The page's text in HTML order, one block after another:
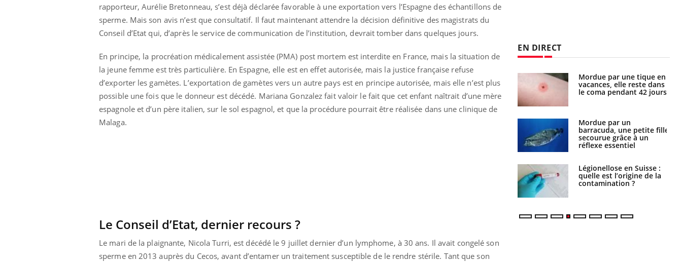
rapporteur, Aurélie Bretonneau, s’est déjà déclarée favorable à une exportation vers l’Espagne des échantillons de
sperme. Mais son avis n’est que consultatif. Il faut maintenant attendre la décision définitive des magistrats du
Conseil d’Etat qui, d’après le service de communication de l’institution, devrait tomber dans quelques jours.
En principe, la procréation médicalement assistée (PMA) post mortem est interdite en France, mais la situation de
la jeune femme est très particulière. En Espagne, elle est en effet autorisée, mais la justice française refuse
d’exporter les gamètes. L’exportation de gamètes vers un autre pays est en principe autorisée, mais elle n’est plus
possible une fois que le donneur est décédé. Mariana Gonzalez fait valoir le fait que cet enfant naîtrait d’une mère
espagnole et d’un père italien, sur le sol espagnol, et que la procédure pourrait être réalisée dans une clinique de
Malaga.
Le Conseil d’Etat, dernier recours ?
Le mari de la plaignante, Nicola Turri, est décédé le 9 juillet dernier d’un lymphome, à 30 ans. Il avait congelé son
sperme en 2013 auprès du Cecos, avant d’entamer un traitement susceptible de le rendre stérile. Tant que son
EN DIRECT
Cytomégalovirus : ce qui
change dans la prise en
charge des femmes
enceintes
La sieste empêche-t-elle
gâche-t-il les premiers
jours de vos vacances ?
Pourquoi manger moins
de protéines pourrait
finalement être bénéfique
Mordue par une tique en
vacances, elle reste dans
le coma pendant 42 jours
Mordue par un
barracuda, une petite fille
secourue grâce à un
réflexe essentiel
Légionellose en Suisse :
quelle est l’origine de la
contamination ?